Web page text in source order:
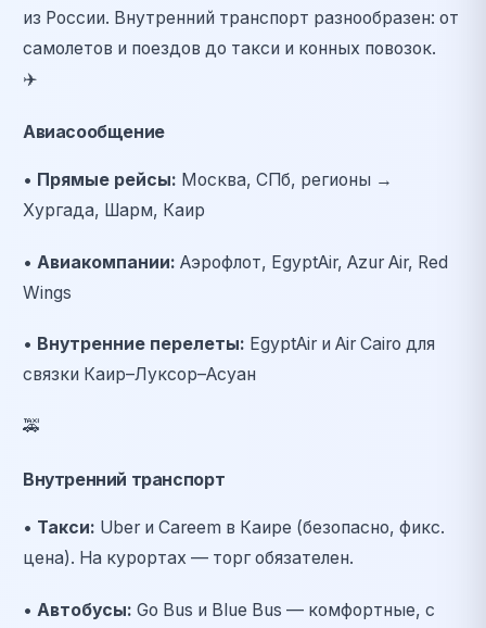
из России. Внутренний транспорт разнообразен: от
самолетов и поездов до такси и конных повозок.
✈️
Авиасообщение
• Прямые рейсы: Москва, СПб, регионы →
Хургада, Шарм, Каир
• Авиакомпании: Аэрофлот, EgyptAir, Azur Air, Red
Wings
• Внутренние перелеты: EgyptAir и Air Cairo для
связки Каир–Луксор–Асуан
🚕
Внутренний транспорт
• Такси: Uber и Careem в Каире (безопасно, фикс.
цена). На курортах — торг обязателен.
• Автобусы: Go Bus и Blue Bus — комфортные, с